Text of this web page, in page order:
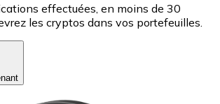
effectuées, en moins de 30
les cryptos dans vos portefeuilles.